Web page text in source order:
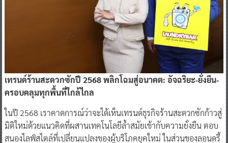
เทรนด์ร้านสะดวกซักปี 2568 พลิกโฉมสู่อนาคต: อัจฉริยะ-ยั่งยืน-
ครอบคลุมทุกพื้นที่ใกล้ไกล
ในปี 2568 เราคาดการณ์ว่าจะได้เห็นเทรนด์ธุรกิจร้านสะดวกซักก้าวสู่
มิติใหม่ด้วยแนวคิดที่ผสานเทคโนโลยีล้ำสมัยเข้ากับความยั่งยืน ตอบ
สนองไลฟ์สไตล์ที่เปลี่ยนแปลงของผู้บริโภคยุคใหม่ ในส่วนของลอนดรี้